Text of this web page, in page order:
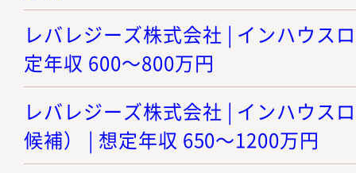
レバレジーズ株式会社 | インハウス
定年収 600～800万円
レバレジーズ株式会社 | インハウス
候補） | 想定年収 650～1200万円